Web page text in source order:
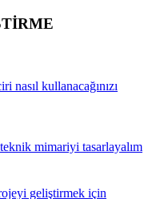
nasıl kullanacağınızı
mimariyi tasarlayalım
geliştirmek için